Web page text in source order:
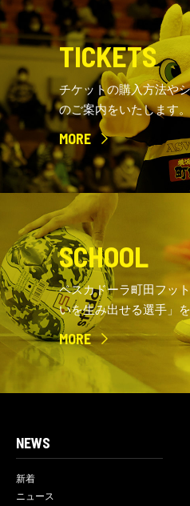
TICKETS
チケットの購入方法や
のご案内をいたします。
MORE
SCHOOL
ペスカドーラ町田フッ
いを生み出せる選手」
MORE
NEWS
新着
ニュース